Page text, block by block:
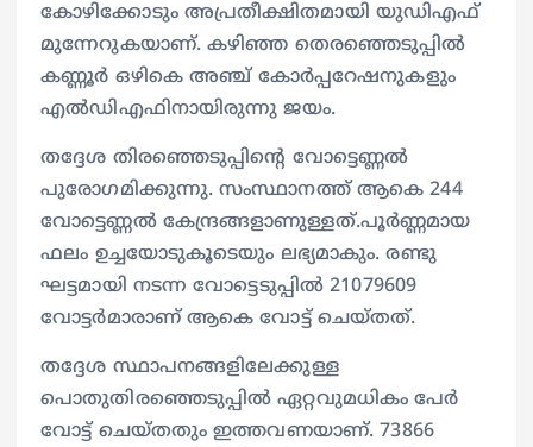
കോഴിക്കോടും അപ്രതീക്ഷിതമായി യുഡിഎഫ്
മുന്നേറുകയാണ്. കഴിഞ്ഞ തെരഞ്ഞെടുപ്പിൽ
കണ്ണൂർ ഒഴികെ അ‍ഞ്ച് കോർപ്പറേഷനുകളും
എൽഡിഎഫിനായിരുന്നു ജയം.
തദ്ദേശ തിരഞ്ഞെടുപ്പിന്റെ വോട്ടെണ്ണൽ
പുരോഗമിക്കുന്നു. സംസ്ഥാനത്ത് ആകെ 244
വോട്ടെണ്ണൽ കേന്ദ്രങ്ങളാണുള്ളത്.പൂർണ്ണമായ
ഫലം ഉച്ചയോടുകൂടെയും ലഭ്യമാകും. രണ്ടു
ഘട്ടമായി നടന്ന വോട്ടെടുപ്പിൽ 21079609
വോട്ടർമാരാണ് ആകെ വോട്ട് ചെയ്തത്.
തദ്ദേശ സ്ഥാപനങ്ങളിലേക്കുള്ള
പൊതുതിരഞ്ഞെടുപ്പിൽ ഏറ്റവുമധികം പേർ
വോട്ട് ചെയ്തതും ഇത്തവണയാണ്. 73866